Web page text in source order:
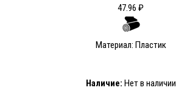
47.96 ₽
Материал: Пластик
Наличие: Нет в наличии